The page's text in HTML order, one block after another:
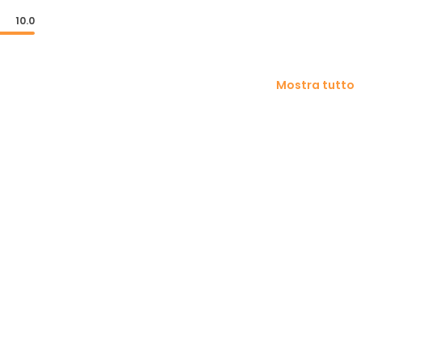
10.0
Mostra tutto